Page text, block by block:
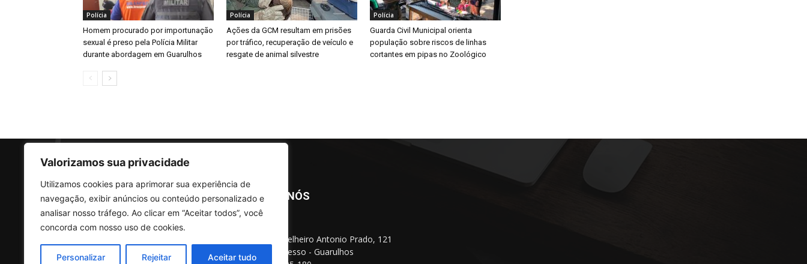
Valorizamos sua privacidade
Utilizamos cookies para aprimorar sua experiência de
navegação, exibir anúncios ou conteúdo personalizado e
analisar nosso tráfego. Ao clicar em “Aceitar todos”, você
concorda com nosso uso de cookies.
Personalizar Rejeitar Aceitar tudo
Polícia
Homem procurado por importunação
sexual é preso pela Polícia Militar
durante abordagem em Guarulhos
Polícia
Ações da GCM resultam em prisões
por tráfico, recuperação de veículo e
resgate de animal silvestre
Polícia
Guarda Civil Municipal orienta
população sobre riscos de linhas
cortantes em pipas no Zoológico
SOBRE NÓS
Rua Conselheiro Antonio Prado, 121
Vila Progresso - Guarulhos